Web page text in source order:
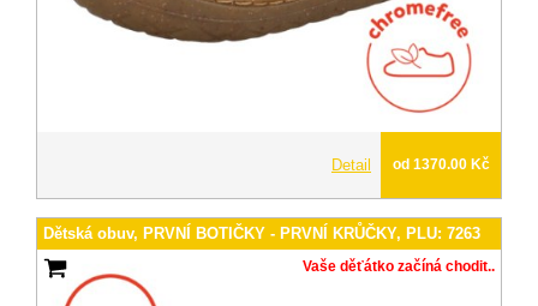
Detail od 1370.00 Kč
Dětská obuv, PRVNÍ BOTIČKY - PRVNÍ KRŮČKY, PLU: 7263
Vaše děťátko začíná chodit..